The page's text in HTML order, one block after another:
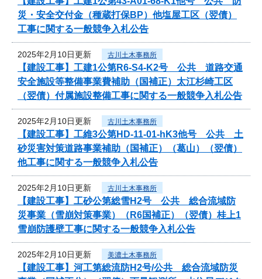
災・安全交付金（種蔵打保BP）他塩屋工区（翌債）
工事に関する一般競争入札公告
2025年2月10日更新 古川土木事務所
【建設工事】工建1公第R6-S4-K2号 公共 道路交通
安全施設等整備事業費補助（国補正）太江杉崎工区
（翌債）付属施設整備工事に関する一般競争入札公告
2025年2月10日更新 古川土木事務所
【建設工事】工維3公第HD-11-01-hK3他号 公共 土
砂災害対策道路事業補助（国補正）（葛山）（翌債）
他工事に関する一般競争入札公告
2025年2月10日更新 古川土木事務所
【建設工事】工砂公第総雪H2号 公共 総合流域防
災事業（雪崩対策事業）（R6国補正）（翌債）桂上1
雪崩防護壁工事に関する一般競争入札公告
2025年2月10日更新 美濃土木事務所
【建設工事】河工第総流防H2号/公共 総合流域防災